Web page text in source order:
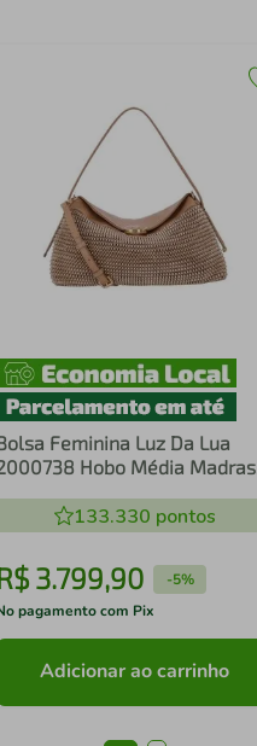
Feminina Luz Da Lua
Hobo Média Madras
133.330 pontos
3.799,90 -5%
pagamento com Pix
Adicionar ao carrinho